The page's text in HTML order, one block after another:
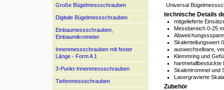
Große Bügelmessschrauben
Digitale Bügelmessschrauben
Einbaumessschrauben,
Einbaumikrometer
Innenmessschrauben mit fester
Länge - Form A 1
3-Punkt-Innenmessschrauben
Tiefenmessschrauben
Universal
technische Details
mitgelieferte
Messbereich 0-25
Skalenteilungswert
auswechselbare,
Klemmring und
hartmetallbestückte
Skalentrommel und
Lasergravierte Skala
Zubehör